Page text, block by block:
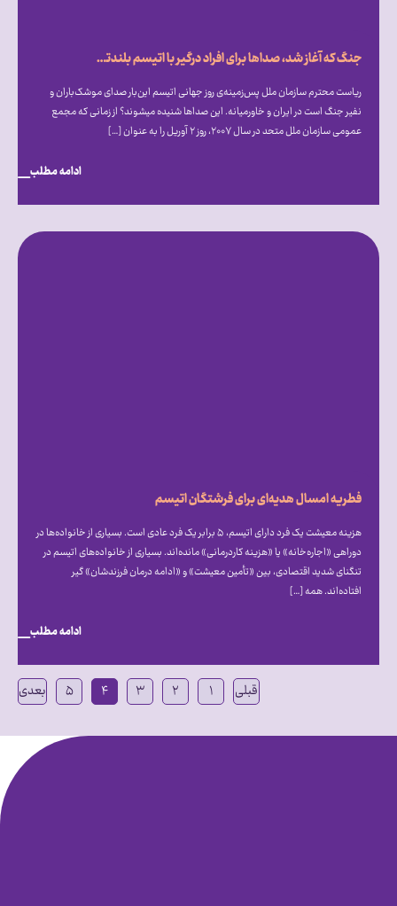
جنگ که آغاز شد، صداها برای افراد درگیر با اتیسم بلندتر شد
ریاست محترم سازمان ملل پس‌زمینه‌ی روز جهانی اتیسم این‌بار صدای موشک‌باران و
نفیر جنگ است در ایران و خاورمیانه. این صداها شنیده می‎شوند؟ از زمانی که مجمع
عمومی سازمان ملل متحد در سال ۲۰۰۷، روز ۲ آوریل را به عنوان […]
ادامه مطلب
فطریه امسال هدیه‌ای برای فرشتگان اتیسم
هزینه معیشت یک فرد دارای اتیسم، ۵ برابر یک فرد عادی است. بسیاری از خانواده‌ها در
دوراهی «اجاره‌خانه» یا «هزینه کاردرمانی» مانده‌اند. بسیاری از خانواده‌های اتیسم در
تنگنای شدید اقتصادی، بین «تأمین معیشت» و «ادامه درمان فرزندشان» گیر
افتاده‌اند. همه […]
ادامه مطلب
قبلی ۱ ۲ ۳ ۴ ۵ بعدی